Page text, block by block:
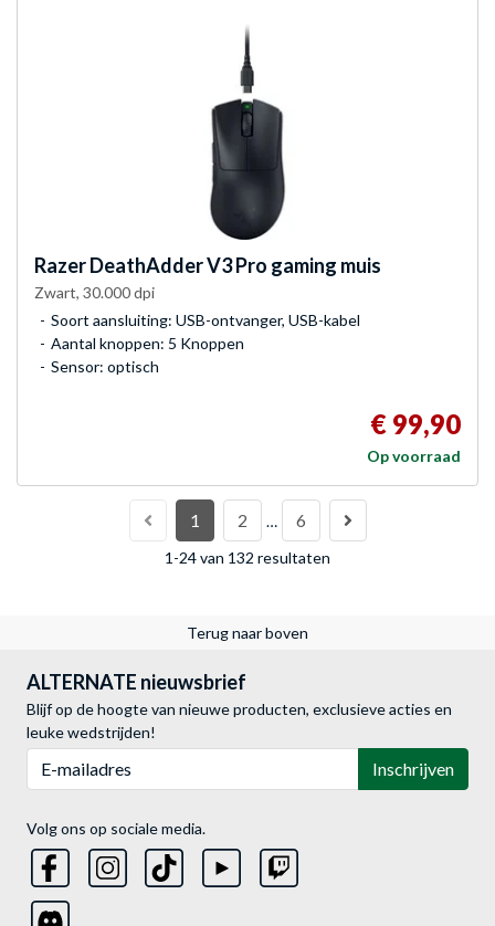
RazerDeathAdder V3 Pro gaming muis
Zwart, 30.000 dpi
Soort aansluiting: USB-ontvanger, USB-kabel
Aantal knoppen: 5 Knoppen
Sensor: optisch
€ 99,90
Op voorraad
1 2 … 6
1-24 van 132 resultaten
Terug naar boven
ALTERNATE nieuwsbrief
Blijf op de hoogte van nieuwe producten, exclusieve acties en
leuke wedstrijden!
Inschrijven
Volg ons op sociale media.